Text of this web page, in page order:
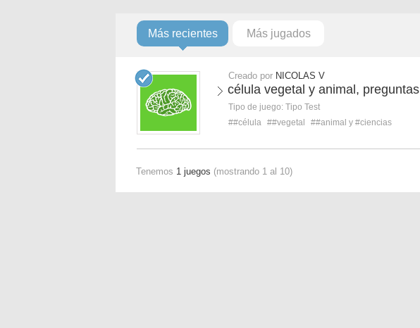
Más recientes Más jugados
Creado por NICOLAS V
célula vegetal y animal, preguntas
Tipo de juego: Tipo Test
##célula ##vegetal ##animal y #ciencias
Tenemos 1 juegos (mostrando 1 al 10)